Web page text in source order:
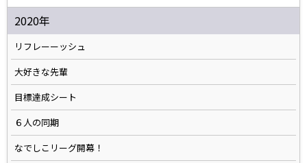
2020年
リフレーーッシュ
大好きな先輩
目標達成シート
６人の同期
なでしこリーグ開幕！